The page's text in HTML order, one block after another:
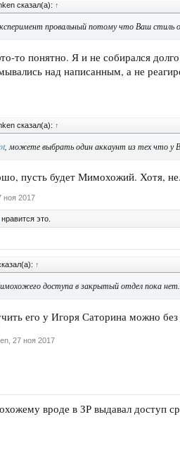
сказал(а): ↑
провальный потому что Ваш
то понятно. Я и не собирался
над написанным, а не
сказал(а): ↑
, можете выбрать один аккаунт из тех что у
пусть будет Мимохожий. Хотя,
ноя 2017
нравится это.
↑
доступа в закрытый отдел пока нет.
его у Игоря Саторина можно
27 ноя 2017
вроде в ЗР выдавал доступ